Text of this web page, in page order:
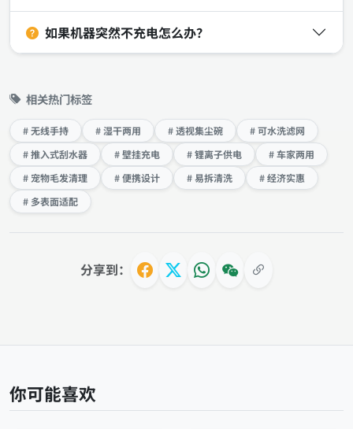
如果机器突然不充电怎么办？
相关热门标签
# 无线手持 # 湿干两用 # 透视集尘碗
# 可水洗滤网
# 推入式刮水器
# 壁挂充电 # 锂离子供电
# 车家两用
# 宠物毛发清理
# 便携设计 # 易拆清洗
# 经济实惠
# 多表面适配
分享到：
你可能喜欢